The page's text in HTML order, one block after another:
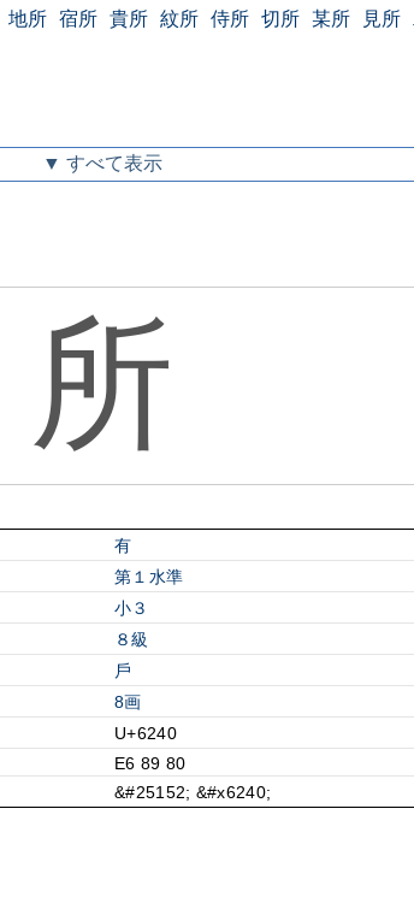
地所 宿所 貴所 紋所 侍所 切所 某所 見所
▼ すべて表示
所
有
第１水準
小３
８級
⼾
8画
U+6240
E6 89 80
&#25152; &#x6240;